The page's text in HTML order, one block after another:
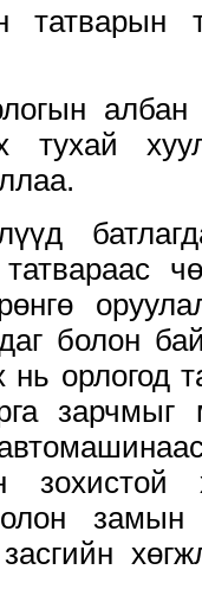
албан
тухай
болон
орлогод
зарчмыг
зохистой
замын